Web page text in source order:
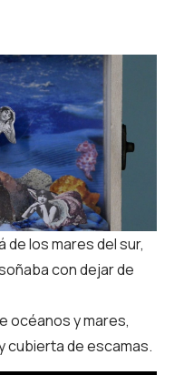
de los mares del sur,
con dejar de
océanos y mares,
cubierta de escamas.